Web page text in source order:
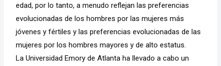
edad, por lo tanto, a menudo reflejan las preferencias
evolucionadas de los hombres por las mujeres más
jóvenes y fértiles y las preferencias evolucionadas de las
mujeres por los hombres mayores y de alto estatus.
La Universidad Emory de Atlanta ha llevado a cabo un